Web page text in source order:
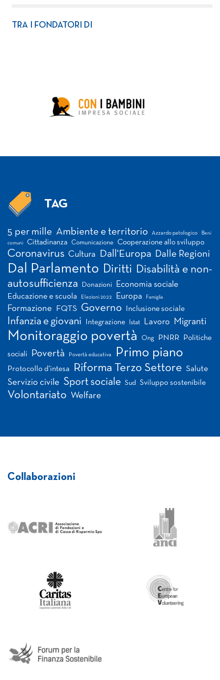
TRA I FONDATORI DI
TAG
5 per mille Ambiente e territorio Azzardo patologico Beni
comuni Cittadinanza Comunicazione Cooperazione allo sviluppo
Coronavirus Cultura Dall'Europa Dalle Regioni
Dal Parlamento Diritti Disabilità e non-
autosufficienza
Donazioni Economia sociale
Educazione e scuola Elezioni 2022 Europa Famiglia
Formazione FQTS Governo Inclusione sociale
Infanzia e giovani Integrazione Istat Lavoro Migranti
Monitoraggio povertà Ong PNRR Politiche
sociali Povertà Povertà educativa Primo piano
Protocollo d'intesa Riforma Terzo Settore Salute
Servizio civile Sport sociale Sud Sviluppo sostenibile
Volontariato Welfare
Collaborazioni